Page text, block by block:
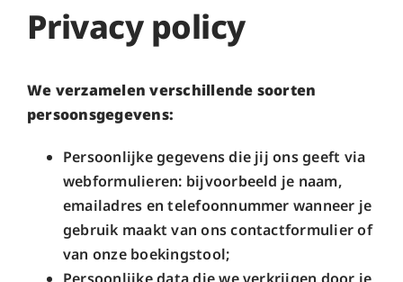
Privacy policy
We verzamelen verschillende soorten
persoonsgegevens:
Persoonlijke gegevens die jij ons geeft via
webformulieren: bijvoorbeeld je naam,
emailadres en telefoonnummer wanneer je
gebruik maakt van ons contactformulier of
van onze boekingstool;